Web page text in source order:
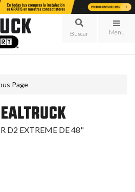
Menu
Page
D2 EXTREME DE 48"